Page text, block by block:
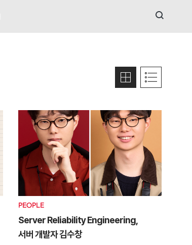
검색
PEOPLE
Server Reliability Engineering,
서버 개발자 김수창